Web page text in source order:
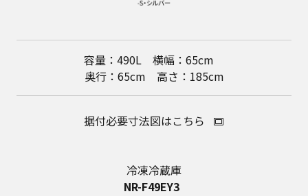
容量：490L 横幅：65cm
奥行：65cm 高さ：185cm
据付必要寸法図はこちら
冷凍冷蔵庫
NR-F49EY3